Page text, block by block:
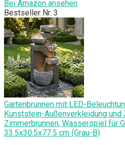
Bei Amazon ansehen
Bestseller Nr. 3
Gartenbrunnen mit LED-
Kunststein-Außenverkleidung und
Zimmerbrunnen, Wasserspiel für
33.5x30.5x77.5 cm (Grau-B)